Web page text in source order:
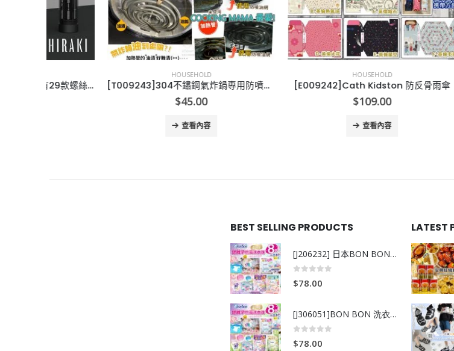
[T009243]304不鏽鋼氣炸鍋專用防噴油網-19/21/23/25 [E009242]Cath Kidston 防反骨雨傘
BEST SELLING PRODUCTS
[J206232] 日本BON BON銀離子抗菌啫喱洗衣珠 (80粒)
$78.00
[J306051]BON BON 洗衣珠-牧場+爽+玫瑰葡萄-80粒
$78.00
LATEST